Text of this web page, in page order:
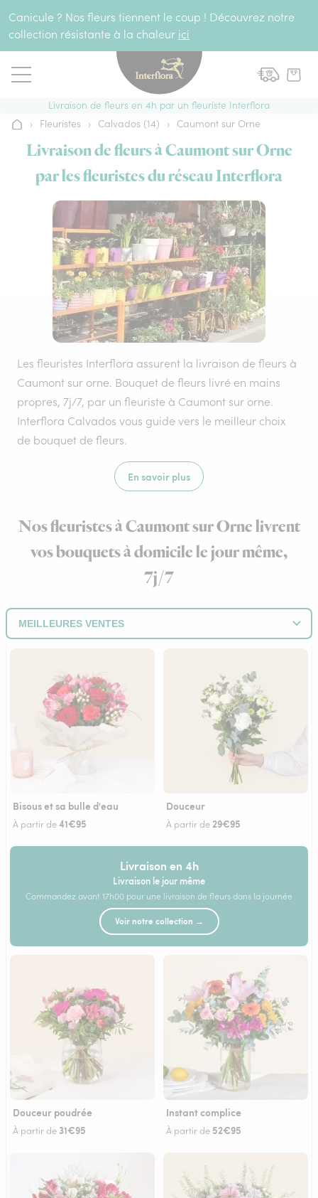
Canicule ? Nos fleurs tiennent le coup ! Découvrez notre
collection résistante à la chaleur ici
Livraison de fleurs en 4h par un fleuriste Interflora
Accueil
› Fleuristes › Calvados (14) › Caumont sur Orne
Livraison de fleurs à Caumont sur Orne
par les fleuristes du réseau Interflora
Les fleuristes Interflora assurent la livraison de fleurs à
Caumont sur orne. Bouquet de fleurs livré en mains
propres, 7j/7, par un fleuriste à Caumont sur orne.
Interflora Calvados vous guide vers le meilleur choix
de bouquet de fleurs.
En savoir plus
Nos fleuristes à Caumont sur Orne livrent
vos bouquets à domicile le jour même,
7j/7
Bisous et sa bulle d'eau
À partir de41€95
Douceur
À partir de29€95
Livraison en 4h
Livraison le jour même
Commandez avant 17h00 pour une livraison de fleurs dans la journée
Voir notre collection →
Douceur poudrée
À partir de 31€95
Instant complice
À partir de 52€95